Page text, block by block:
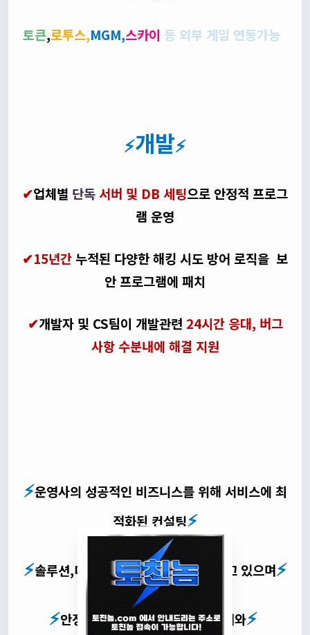
토큰,로투스,MGM,스카이 등 외부 게임 연동가능
⚡개발⚡
✔업체별 단독 서버 및 DB 세팅으로 안정적 프로그
램 운영
✔15년간 누적된 다양한 해킹 시도 방어 로직을 보
안 프로그램에 패치
✔개발자 및 CS팀이 개발관련 24시간 응대, 버그
사항 수분내에 해결 지원
⚡운영사의 성공적인 비즈니스를 위해 서비스에 최
적화된 컨설팅⚡
⚡솔루션,디자인 커스텀 지원을 해드리고 있으며⚡
⚡안정적인 서비스와 24간 CS 응대와⚡